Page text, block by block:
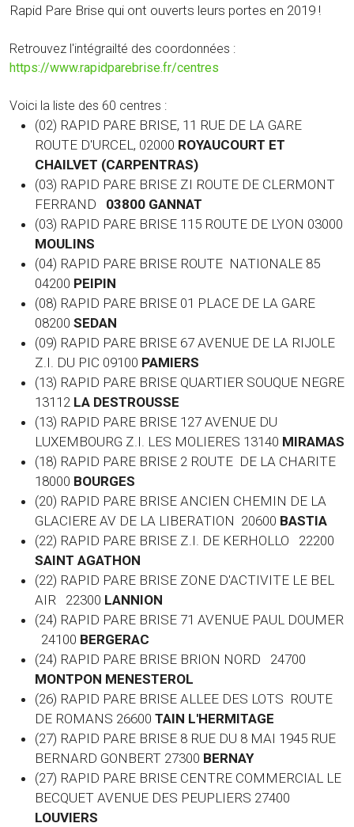
Rapid Pare Brise qui ont ouverts leurs portes en 2019 !
Retrouvez l'intégrailté des coordonnées :
https://www.rapidparebrise.fr/centres
Voici la liste des 60 centres :
(02) RAPID PARE BRISE, 11 RUE DE LA GARE
ROUTE D'URCEL, 02000 ROYAUCOURT ET
CHAILVET (CARPENTRAS)
(03) RAPID PARE BRISE ZI ROUTE DE CLERMONT
FERRAND 03800 GANNAT
(03) RAPID PARE BRISE 115 ROUTE DE LYON 03000
MOULINS
(04) RAPID PARE BRISE ROUTE NATIONALE 85
04200 PEIPIN
(08) RAPID PARE BRISE 01 PLACE DE LA GARE
08200 SEDAN
(09) RAPID PARE BRISE 67 AVENUE DE LA RIJOLE
Z.I. DU PIC 09100 PAMIERS
(13) RAPID PARE BRISE QUARTIER SOUQUE NEGRE
13112 LA DESTROUSSE
(13) RAPID PARE BRISE 127 AVENUE DU
LUXEMBOURG Z.I. LES MOLIERES 13140 MIRAMAS
(18) RAPID PARE BRISE 2 ROUTE DE LA CHARITE
18000 BOURGES
(20) RAPID PARE BRISE ANCIEN CHEMIN DE LA
GLACIERE AV DE LA LIBERATION 20600 BASTIA
(22) RAPID PARE BRISE Z.I. DE KERHOLLO 22200
SAINT AGATHON
(22) RAPID PARE BRISE ZONE D'ACTIVITE LE BEL
AIR 22300 LANNION
(24) RAPID PARE BRISE 71 AVENUE PAUL DOUMER
24100 BERGERAC
(24) RAPID PARE BRISE BRION NORD 24700
MONTPON MENESTEROL
(26) RAPID PARE BRISE ALLEE DES LOTS ROUTE
DE ROMANS 26600 TAIN L'HERMITAGE
(27) RAPID PARE BRISE 8 RUE DU 8 MAI 1945 RUE
BERNARD GONBERT 27300 BERNAY
(27) RAPID PARE BRISE CENTRE COMMERCIAL LE
BECQUET AVENUE DES PEUPLIERS 27400
LOUVIERS